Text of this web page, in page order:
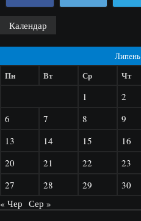
Календар
Пн Вт Ср Чт
1 2
6
7 8 9
13
14 15 16
20
21 22 23
27
28 29 30
« Чер Сер »